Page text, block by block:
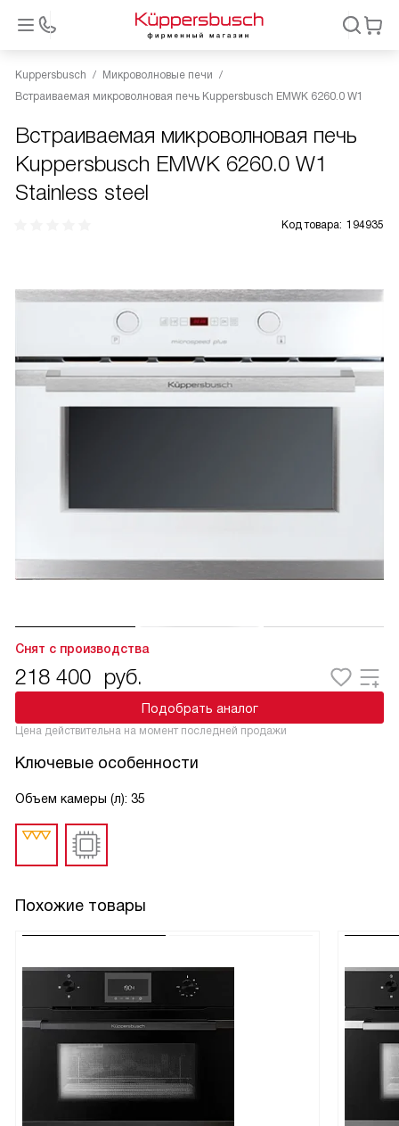
Kuppersbusch
Микроволновые печи
Встраиваемая микроволновая печь Kuppersbusch EMWK 6260.0 W1
Встраиваемая микроволновая печь
Kuppersbusch EMWK 6260.0 W1
Stainless steel
Код товара: 194935
Снят с производства
218 400 руб.
Подобрать аналог
Цена действительна на момент последней продажи
Ключевые особенности
Объем камеры (л): 35
Похожие товары